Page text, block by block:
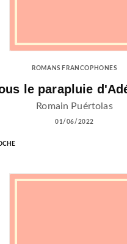
ROMANS FRANCOPHONES
le parapluie
Romain Puértolas
01/06/2022